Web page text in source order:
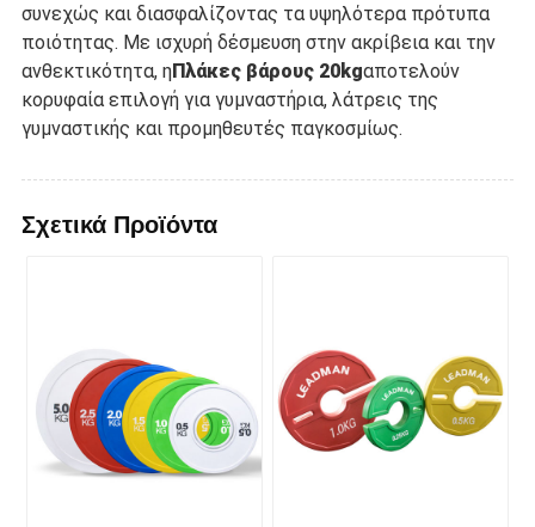
συνεχώς και διασφαλίζοντας τα υψηλότερα πρότυπα
ποιότητας. Με ισχυρή δέσμευση στην ακρίβεια και την
ανθεκτικότητα, ηΠλάκες βάρους 20kgαποτελούν
κορυφαία επιλογή για γυμναστήρια, λάτρεις της
γυμναστικής και προμηθευτές παγκοσμίως.
Σχετικά Προϊόντα